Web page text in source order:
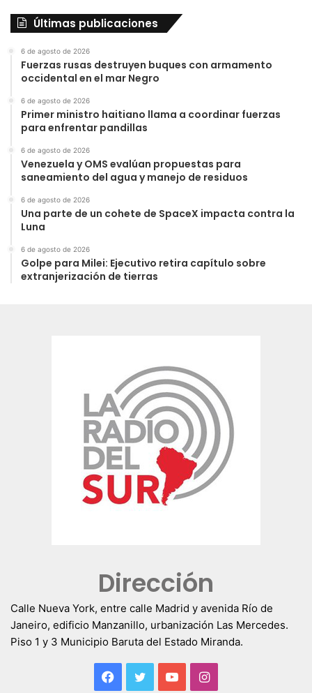
Últimas publicaciones
6 de agosto de 2026
Fuerzas rusas destruyen buques con armamento
occidental en el mar Negro
6 de agosto de 2026
Primer ministro haitiano llama a coordinar fuerzas
para enfrentar pandillas
6 de agosto de 2026
Venezuela y OMS evalúan propuestas para
saneamiento del agua y manejo de residuos
6 de agosto de 2026
Una parte de un cohete de SpaceX impacta contra la
Luna
6 de agosto de 2026
Golpe para Milei: Ejecutivo retira capítulo sobre
extranjerización de tierras
Dirección
Calle Nueva York, entre calle Madrid y avenida Río de
Janeiro, edificio Manzanillo, urbanización Las Mercedes.
Piso 1 y 3 Municipio Baruta del Estado Miranda.
Facebook
TwitterYouTubeInstagram